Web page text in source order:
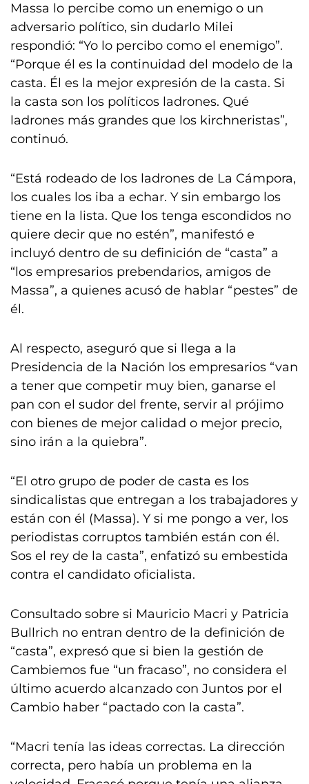
Massa lo percibe como un enemigo o un
adversario político, sin dudarlo Milei
respondió: “Yo lo percibo como el enemigo”.
“Porque él es la continuidad del modelo de la
casta. Él es la mejor expresión de la casta. Si
la casta son los políticos ladrones. Qué
ladrones más grandes que los kirchneristas”,
continuó.
“Está rodeado de los ladrones de La Cámpora,
los cuales los iba a echar. Y sin embargo los
tiene en la lista. Que los tenga escondidos no
quiere decir que no estén”, manifestó e
incluyó dentro de su definición de “casta” a
“los empresarios prebendarios, amigos de
Massa”, a quienes acusó de hablar “pestes” de
él.
Al respecto, aseguró que si llega a la
Presidencia de la Nación los empresarios “van
a tener que competir muy bien, ganarse el
pan con el sudor del frente, servir al prójimo
con bienes de mejor calidad o mejor precio,
sino irán a la quiebra”.
“El otro grupo de poder de casta es los
sindicalistas que entregan a los trabajadores y
están con él (Massa). Y si me pongo a ver, los
periodistas corruptos también están con él.
Sos el rey de la casta”, enfatizó su embestida
contra el candidato oficialista.
Consultado sobre si Mauricio Macri y Patricia
Bullrich no entran dentro de la definición de
“casta”, expresó que si bien la gestión de
Cambiemos fue “un fracaso”, no considera el
último acuerdo alcanzado con Juntos por el
Cambio haber “pactado con la casta”.
“Macri tenía las ideas correctas. La dirección
correcta, pero había un problema en la